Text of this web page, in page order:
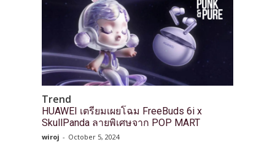
Trend
HUAWEI เตรียมเผยโฉม FreeBuds 6i x
SkullPanda ลายพิเศษจาก POP MART
wiroj - October 5, 2024